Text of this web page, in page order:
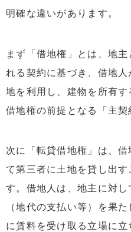
明確な違いがあります。
まず「借地権」とは、地
れる契約に基づき、借地
地を利用し、建物を所有
借地権の前提となる「主契
次に「転貸借地権」は、
て第三者に土地を貸し出
す。借地人は、地主に対
（地代の支払い等）を果
に賃料を受け取る立場に立